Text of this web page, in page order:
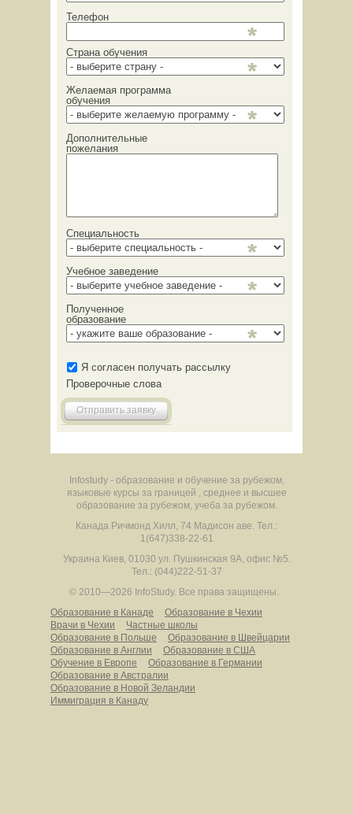
Телефон
Страна обучения
Желаемая программа
обучения
Дополнительные
пожелания
Специальность
Учебное заведение
Полученное
образование
Я согласен получать рассылку
Проверочные слова
Отправить заявку
Infostudy - образование и обучение за рубежом,
языковые курсы за границей , среднее и высшее
образование за рубежом, учеба за рубежом.
Канада Ричмонд Хилл, 74 Мадисон аве. Тел.:
1(647)338-22-61
Украина Киев, 01030 ул. Пушкинская 9А, офис №5.
Тел.: (044)222-51-37
© 2010—2026 InfoStudy. Все права защищены.
Образование в Канаде
Образование в Чехии
Врачи в Чехии
Частные школы
Образование в Польше
Образование в Швейцарии
Образование в Англии
Образование в США
Обучение в Европе
Образование в Германии
Образование в Австралии
Образование в Новой Зеландии
Иммиграция в Канаду